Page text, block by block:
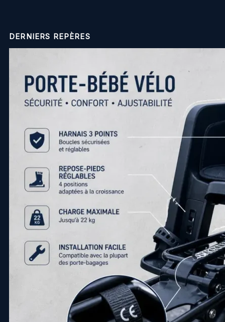
DERNIERS REPÈRES